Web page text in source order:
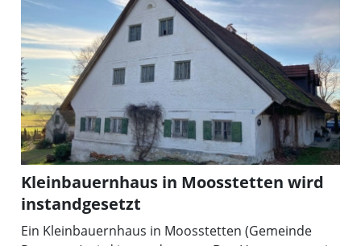
Kleinbauernhaus in Moosstetten wird
instandgesetzt
Ein Kleinbauernhaus in Moosstetten (Gemeinde